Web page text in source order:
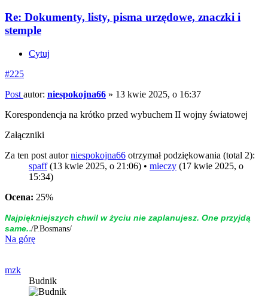
Re: Dokumenty, listy, pisma urzędowe, znaczki i
stemple
Cytuj
#225
Post autor: niespokojna66 » 13 kwie 2025, o 16:37
Korespondencja na krótko przed wybuchem II wojny światowej
Załączniki
Za ten post autorniespokojna66 otrzymał podziękowania (total 2):
spaff(13 kwie 2025, o 21:06) • mieczy (17 kwie 2025, o
15:34)
Ocena: 25%
Naj­piękniej­szych chwil w życiu nie zap­la­nujesz. One przyjdą
same../P.Bosmans/
Na górę
mzk
Budnik